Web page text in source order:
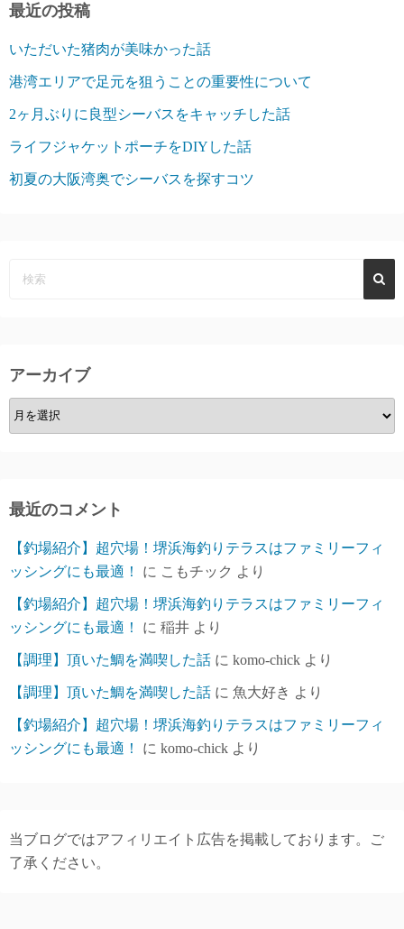
最近の投稿
いただいた猪肉が美味かった話
港湾エリアで足元を狙うことの重要性について
2ヶ月ぶりに良型シーバスをキャッチした話
ライフジャケットポーチをDIYした話
初夏の大阪湾奥でシーバスを探すコツ
アーカイブ
ア
ー
ブ
最近のコメント
【釣場紹介】超穴場！堺浜海釣りテラスはファミリーフィ
ッシングにも最適！
に こもチック より
【釣場紹介】超穴場！堺浜海釣りテラスはファミリーフィ
ッシングにも最適！
に 稲井 より
【調理】頂いた鯛を満喫した話 に komo-chick より
【調理】頂いた鯛を満喫した話 に 魚大好き より
【釣場紹介】超穴場！堺浜海釣りテラスはファミリーフィ
ッシングにも最適！
に komo-chick より
当ブログではアフィリエイト広告を掲載しております。ご
了承ください。